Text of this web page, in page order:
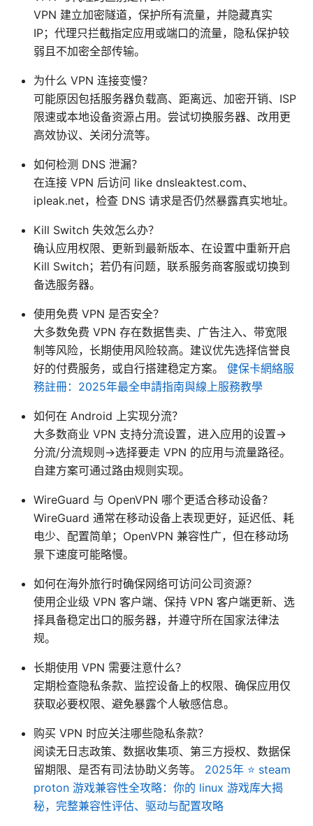
VPN 建立加密隧道，保护所有流量，并隐藏真实
IP；代理只拦截指定应用或端口的流量，隐私保护较
弱且不加密全部传输。
为什么 VPN 连接变慢？
可能原因包括服务器负载高、距离远、加密开销、ISP
限速或本地设备资源占用。尝试切换服务器、改用更
高效协议、关闭分流等。
如何检测 DNS 泄漏？
在连接 VPN 后访问 like dnsleaktest.com、
ipleak.net，检查 DNS 请求是否仍然暴露真实地址。
Kill Switch 失效怎么办？
确认应用权限、更新到最新版本、在设置中重新开启
Kill Switch；若仍有问题，联系服务商客服或切换到
备选服务器。
使用免费 VPN 是否安全？
大多数免费 VPN 存在数据售卖、广告注入、带宽限
制等风险，长期使用风险较高。建议优先选择信誉良
好的付费服务，或自行搭建稳定方案。 健保卡網絡服
務註冊：2025年最全申請指南與線上服務教學
如何在 Android 上实现分流？
大多数商业 VPN 支持分流设置，进入应用的设置→
分流/分流规则→选择要走 VPN 的应用与流量路径。
自建方案可通过路由规则实现。
WireGuard 与 OpenVPN 哪个更适合移动设备？
WireGuard 通常在移动设备上表现更好，延迟低、耗
电少、配置简单；OpenVPN 兼容性广，但在移动场
景下速度可能略慢。
如何在海外旅行时确保网络可访问公司资源？
使用企业级 VPN 客户端、保持 VPN 客户端更新、选
择具备稳定出口的服务器，并遵守所在国家法律法
规。
长期使用 VPN 需要注意什么？
定期检查隐私条款、监控设备上的权限、确保应用仅
获取必要权限、避免暴露个人敏感信息。
购买 VPN 时应关注哪些隐私条款？
阅读无日志政策、数据收集项、第三方授权、数据保
留期限、是否有司法协助义务等。 2025年 ⭐ steam
proton 游戏兼容性全攻略：你的 linux 游戏库大揭
秘，完整兼容性评估、驱动与配置攻略